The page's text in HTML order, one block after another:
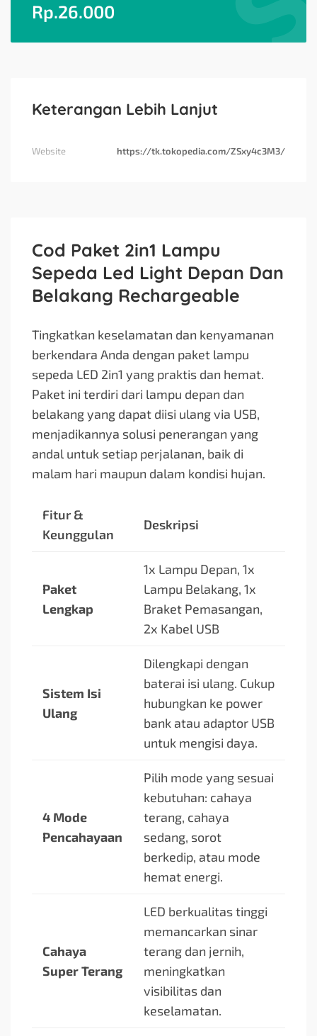
Rp.26.000
Keterangan Lebih Lanjut
Website https://tk.tokopedia.com/ZSxy4c3M3/
Cod Paket 2in1 Lampu
Sepeda Led Light Depan Dan
Belakang Rechargeable
Tingkatkan keselamatan dan kenyamanan
berkendara Anda dengan paket lampu
sepeda LED 2in1 yang praktis dan hemat.
Paket ini terdiri dari lampu depan dan
belakang yang dapat diisi ulang via USB,
menjadikannya solusi penerangan yang
andal untuk setiap perjalanan, baik di
malam hari maupun dalam kondisi hujan.
Fitur &
Keunggulan
Deskripsi
Paket
Lengkap
1x Lampu Depan, 1x
Lampu Belakang, 1x
Braket Pemasangan,
2x Kabel USB
Sistem Isi
Ulang
Dilengkapi dengan
baterai isi ulang. Cukup
hubungkan ke power
bank atau adaptor USB
untuk mengisi daya.
4 Mode
Pencahayaan
Pilih mode yang sesuai
kebutuhan: cahaya
terang, cahaya
sedang, sorot
berkedip, atau mode
hemat energi.
Cahaya
Super Terang
LED berkualitas tinggi
memancarkan sinar
terang dan jernih,
meningkatkan
visibilitas dan
keselamatan.